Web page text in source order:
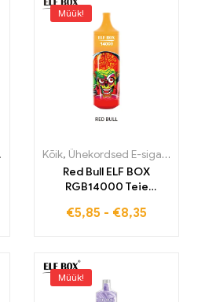
Ühekordsed e-sigaretid Eestis
Müük!
Kõik, Ühekordsed E-sigaretid
Red Bull ELF BOX
RGB14000 Teie
futuristliku disaini
€5,85 - €8,35
Müük!